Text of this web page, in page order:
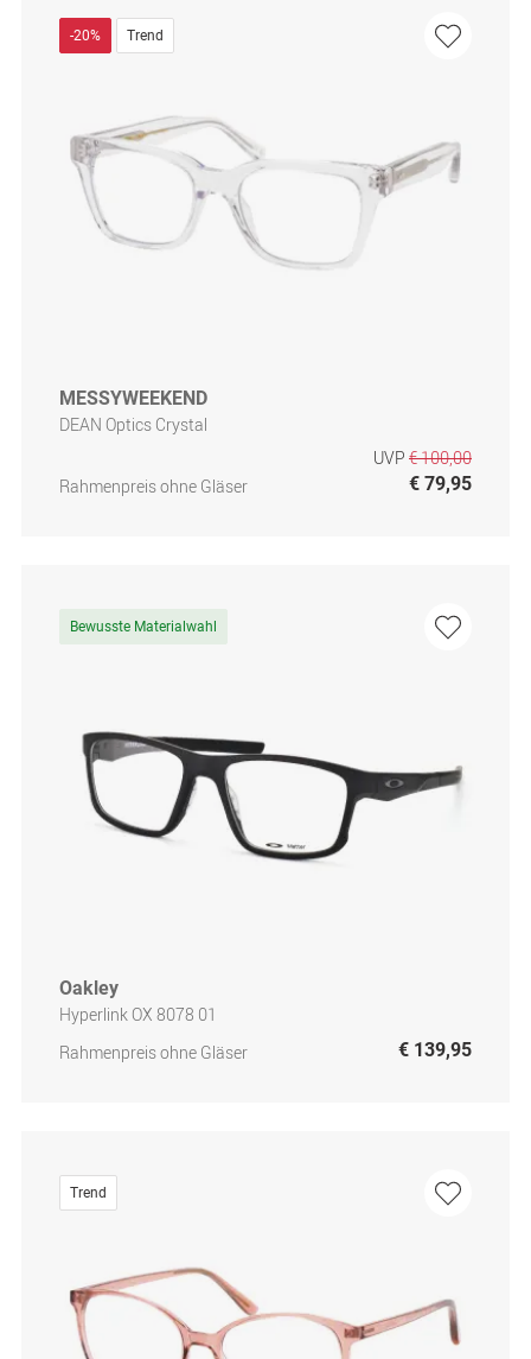
-20% Trend
MESSYWEEKEND
DEAN Optics Crystal
Rahmenpreis ohne Gläser
UVP € 100,00
€ 79,95
Bewusste Materialwahl
Oakley
Hyperlink OX 8078 01
Rahmenpreis ohne Gläser
€ 139,95
Trend